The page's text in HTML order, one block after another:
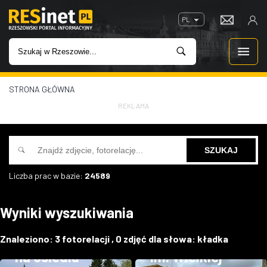
PL
WIADOMOŚCI
INWESTYCJE
IMPREZY
W KINACH
STRONA GŁÓWNA
REKLAMA
Liczba prac w bazie: 24589
Wyniki wyszukiwania
Znaleziono: 3 fotorelacji , 0 zdjęć dla słowa: kładka
Budowa kładki
nad rzeką Strug
na osiedlu
Remont kładki
im. Wielkiej